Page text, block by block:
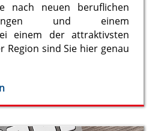
nach neuen beruflichen
und einem
einem der attraktivsten
Region sind Sie hier genau